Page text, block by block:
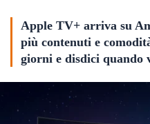
Apple TV+ arriva su
più contenuti e
giorni e disdici quando